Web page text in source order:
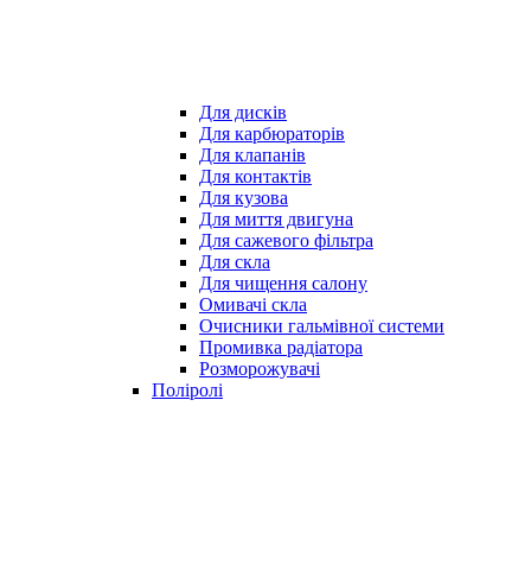
Для дисків
Для карбюраторів
Для клапанів
Для контактів
Для кузова
Для миття двигуна
Для сажевого фільтра
Для скла
Для чищення салону
Омивачі скла
Очисники гальмівної системи
Промивка радіатора
Розморожувачі
Поліролі